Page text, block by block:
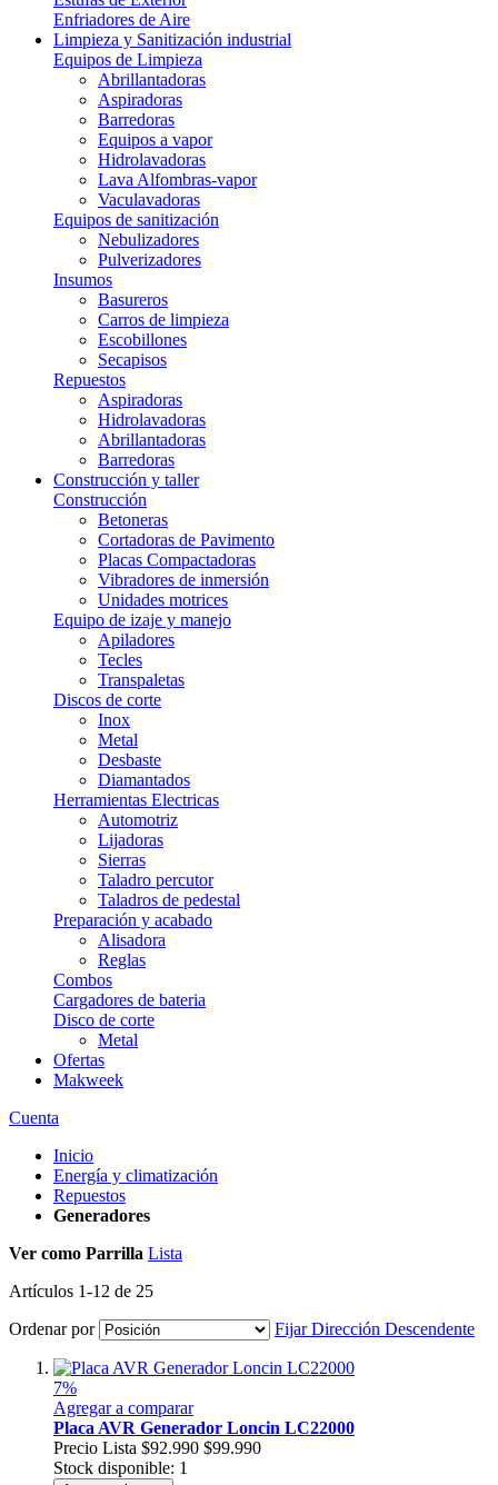
Enfriadores de Aire
Limpieza y Sanitización industrial
Equipos de Limpieza
Abrillantadoras
Aspiradoras
Barredoras
Equipos a vapor
Hidrolavadoras
Lava Alfombras-vapor
Vaculavadoras
Equipos de sanitización
Nebulizadores
Pulverizadores
Insumos
Basureros
Carros de limpieza
Escobillones
Secapisos
Repuestos
Aspiradoras
Hidrolavadoras
Abrillantadoras
Barredoras
Construcción y taller
Construcción
Betoneras
Cortadoras de Pavimento
Placas Compactadoras
Vibradores de inmersión
Unidades motrices
Equipo de izaje y manejo
Apiladores
Tecles
Transpaletas
Discos de corte
Inox
Metal
Desbaste
Diamantados
Herramientas Electricas
Automotriz
Lijadoras
Sierras
Taladro percutor
Taladros de pedestal
Preparación y acabado
Alisadora
Reglas
Combos
Cargadores de bateria
Disco de corte
Metal
Ofertas
Makweek
Cuenta
Inicio
Energía y climatización
Repuestos
Generadores
Ver como Parrilla Lista
Artículos 1-12 de 25
Ordenar por
Fijar Dirección Descendente
7%
Agregar a comparar
Placa AVR Generador Loncin LC22000
Precio Lista $92.990 $99.990
Stock disponible: 1